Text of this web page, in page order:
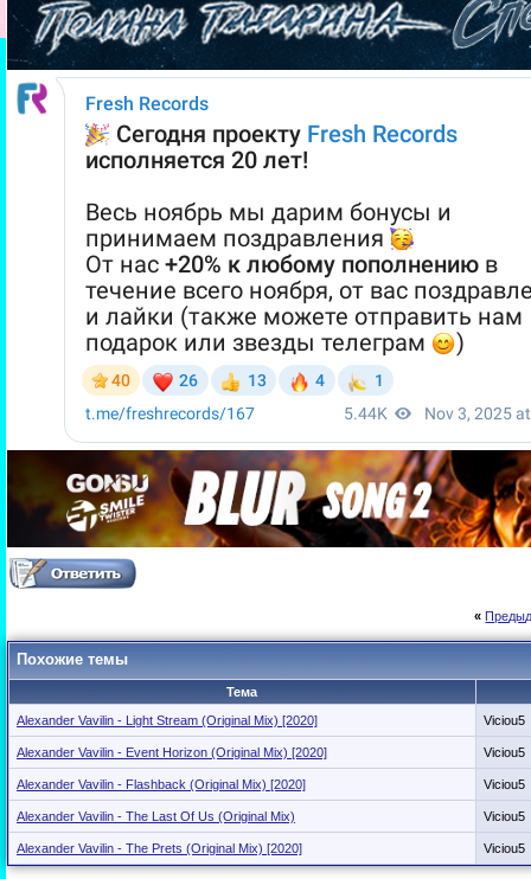
«
Похожие темы
Тема
Alexander Vavilin - Light Stream (Original Mix) [2020]
Viciou5
Alexander Vavilin - Event Horizon (Original Mix) [2020] Viciou5
Alexander Vavilin - Flashback (Original Mix) [2020] Viciou5
Alexander Vavilin - The Last Of Us (Original Mix) Viciou5
Alexander Vavilin - The Prets (Original Mix) [2020] Viciou5